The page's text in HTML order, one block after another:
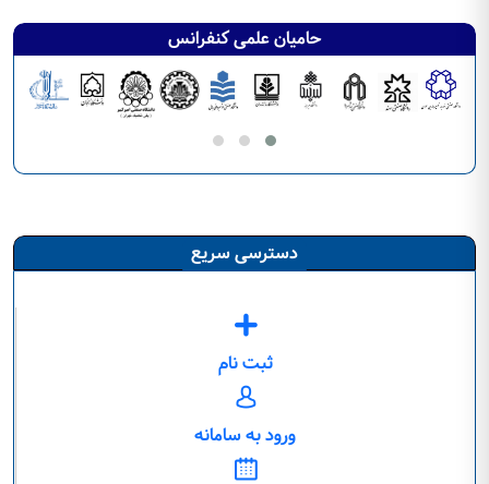
حامیان علمی کنفرانس
دسترسی سریع
ثبت نام
ورود به سامانه